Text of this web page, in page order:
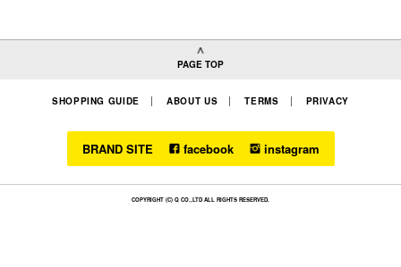
PAGE TOP
SHOPPING GUIDE ABOUT US TERMS PRIVACY
BRAND SITE facebook instagram
COPYRIGHT (C) Q CO.,LTD ALL RIGHTS RESERVED.